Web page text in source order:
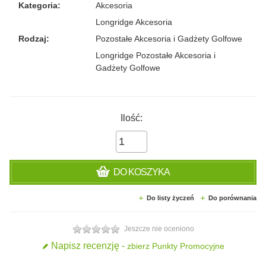
Kategoria:
Akcesoria
Longridge Akcesoria
Rodzaj:
Pozostałe Akcesoria i Gadżety Golfowe
Longridge Pozostałe Akcesoria i
Gadżety Golfowe
Ilość:
DO KOSZYKA
Do listy życzeń Do porównania
Jeszcze nie oceniono
Napisz recenzję - zbierz Punkty Promocyjne